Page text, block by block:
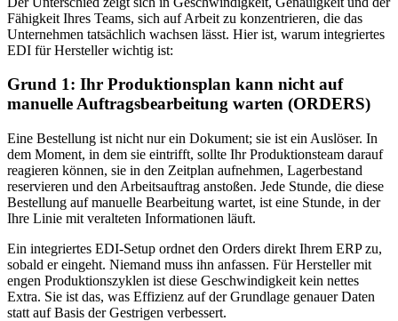
Fähigkeit Ihres Teams, sich auf Arbeit zu konzentrieren, die das
Unternehmen tatsächlich wachsen lässt. Hier ist, warum integriertes
EDI für Hersteller wichtig ist:
Grund 1: Ihr Produktionsplan kann nicht auf
manuelle Auftragsbearbeitung warten (ORDERS)
Eine Bestellung ist nicht nur ein Dokument; sie ist ein Auslöser. In
dem Moment, in dem sie eintrifft, sollte Ihr Produktionsteam darauf
reagieren können, sie in den Zeitplan aufnehmen, Lagerbestand
reservieren und den Arbeitsauftrag anstoßen. Jede Stunde, die diese
Bestellung auf manuelle Bearbeitung wartet, ist eine Stunde, in der
Ihre Linie mit veralteten Informationen läuft.
Ein integriertes EDI-Setup ordnet den Orders direkt Ihrem ERP zu,
sobald er eingeht. Niemand muss ihn anfassen. Für Hersteller mit
engen Produktionszyklen ist diese Geschwindigkeit kein nettes
Extra. Sie ist das, was Effizienz auf der Grundlage genauer Daten
statt auf Basis der Gestrigen verbessert.